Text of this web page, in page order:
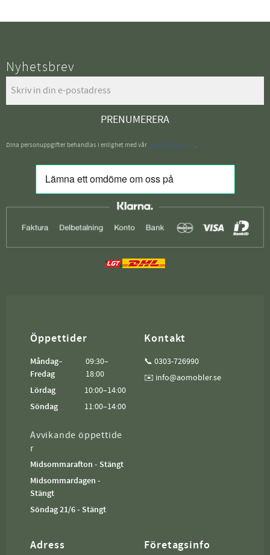
Nyhetsbrev
PRENUMERERA
Dina personuppgifter behandlas i enlighet med vår integritetspolicy.
Öppettider
Måndag–
Fredag
09:30–
18:00
Lördag
10:00–14:00
Söndag
11:00–14:00
Avvikande öppettide
r
Midsommarafton - Stängt
Midsommardagen -
Stängt
Söndag 21/6 - Stängt
Kontakt
📞 0303-726990
✉️ info@aomobler.se
Adress Företagsinfo